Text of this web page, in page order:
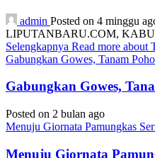
admin Posted on 4 minggu
LIPUTANBARU.COM,
Selengkapnya Read more about
Gabungkan Gowes, Tanam
Gabungkan Gowes,
Posted on 2 bulan ago
Menuju Giornata Pamungkas
Menuju Giornata